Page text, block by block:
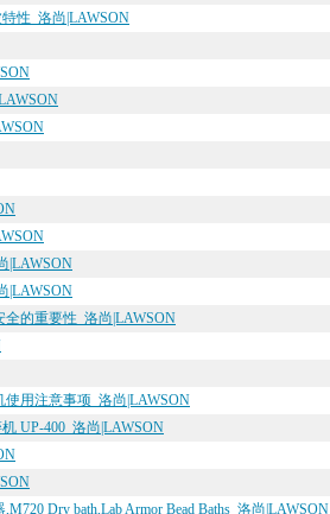
性_洛尚|LAWSON
|LAWSON
|LAWSON
的重要性_洛尚|LAWSON
用注意事项_洛尚|LAWSON
UP-400_洛尚|LAWSON
Dry bath,Lab Armor Bead Baths_洛尚|LAWSON